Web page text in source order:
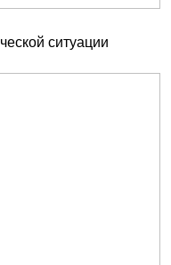
ситуации